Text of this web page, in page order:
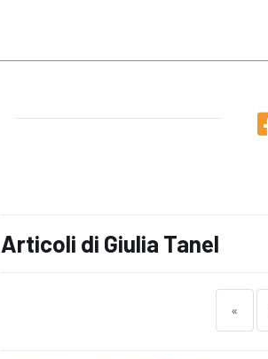
Articoli di Giulia Tanel
«